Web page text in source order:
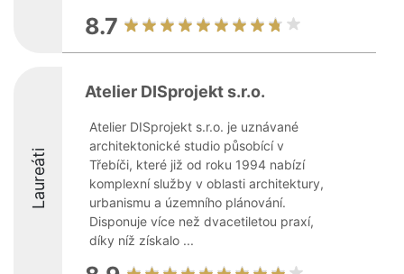
8.7
Laureáti
Atelier DISprojekt s.r.o.
Atelier DISprojekt s.r.o. je uznávané
architektonické studio působící v
Třebíči, které již od roku 1994 nabízí
komplexní služby v oblasti architektury,
urbanismu a územního plánování.
Disponuje více než dvacetiletou praxí,
díky níž získalo ...